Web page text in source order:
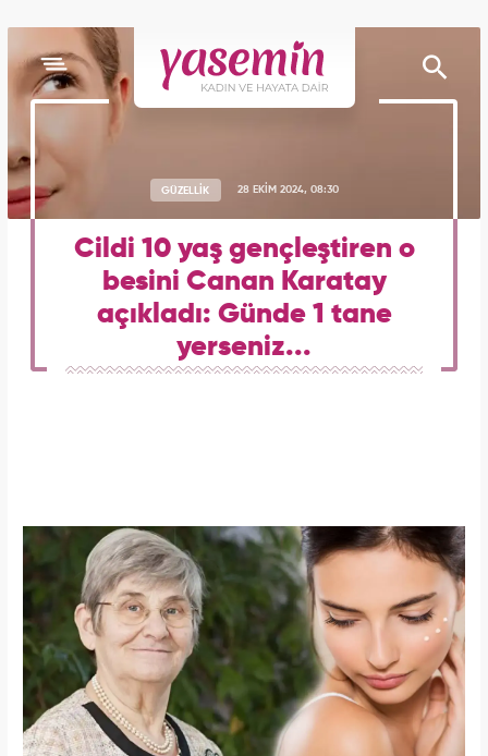
GÜZELLİK 28 EKİM 2024, 08:30
Cildi 10 yaş gençleştiren o
besini Canan Karatay
açıkladı: Günde 1 tane
yerseniz...